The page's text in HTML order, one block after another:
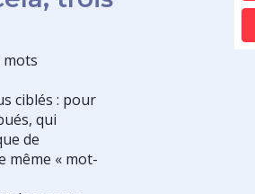
mots
ciblés : pour
qui
de
même « mot-